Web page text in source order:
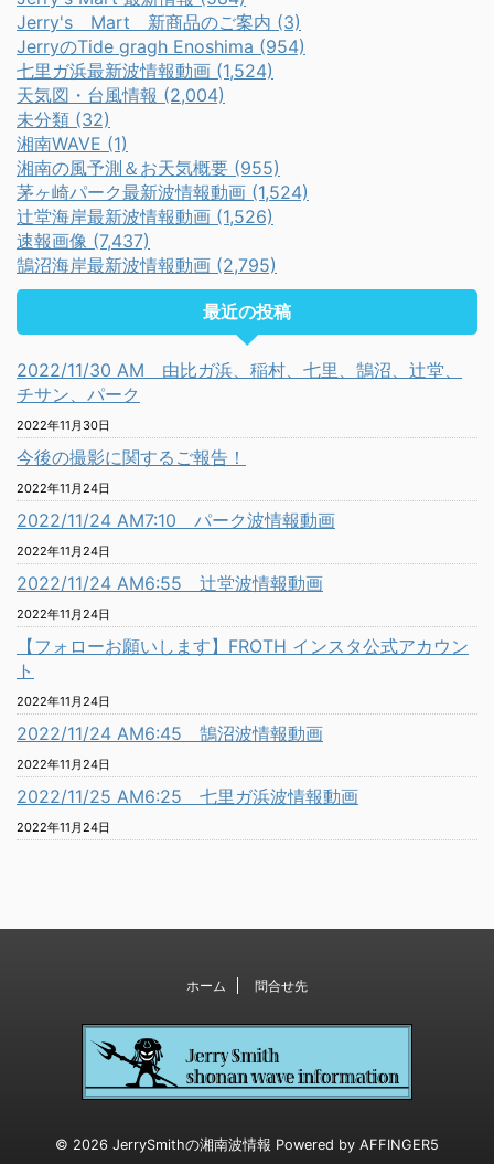
Jerry's Mart 新商品のご案内 (3)
JerryのTide gragh Enoshima (954)
七里ガ浜最新波情報動画 (1,524)
天気図・台風情報 (2,004)
未分類 (32)
湘南WAVE (1)
湘南の風予測＆お天気概要 (955)
茅ヶ崎パーク最新波情報動画 (1,524)
辻堂海岸最新波情報動画 (1,526)
速報画像 (7,437)
鵠沼海岸最新波情報動画 (2,795)
最近の投稿
2022/11/30 AM 由比ガ浜、稲村、七里、鵠沼、辻堂、
チサン、パーク
2022年11月30日
今後の撮影に関するご報告！
2022年11月24日
2022/11/24 AM7:10 パーク波情報動画
2022年11月24日
2022/11/24 AM6:55 辻堂波情報動画
2022年11月24日
【フォローお願いします】FROTH インスタ公式アカウン
ト
2022年11月24日
2022/11/24 AM6:45 鵠沼波情報動画
2022年11月24日
2022/11/25 AM6:25 七里ガ浜波情報動画
2022年11月24日
ホーム 問合せ先
© 2026 JerrySmithの湘南波情報 Powered by AFFINGER5